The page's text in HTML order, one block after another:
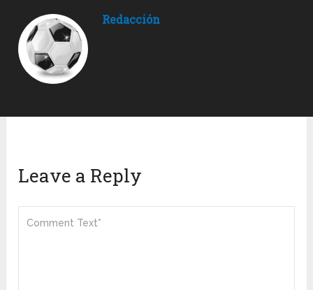
Redacción
Leave a Reply